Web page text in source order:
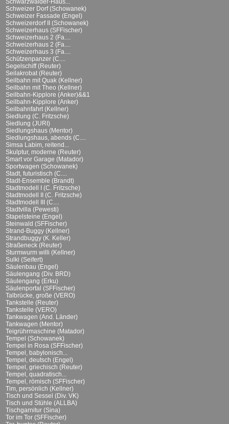
Schwarzwälder-Haus...
Schweizer Dorf (Schowanek)
Schweizer Fassade (Engel)
Schweizerdorf II (Schowanek)
Schweizerhaus (SFFischer)
Schweizerhaus 2 (Fa....
Schweizerhaus 2 (Fa....
Schweizerhaus 3 (Fa....
Schützenpanzer (C....
Segelschiff (Reuter)
Seilakrobat (Reuter)
Seilbahn mit Quak (Kellner)
Seilbahn mit Theo (Kellner)
Seilbahn-Kipplore (Anker)&&1
Seilbahn-Kipplore (Anker)
Seilbahnfahrt (Kellner)
Siedlung (C. Fritzsche)
Siedlung (JURI)
Siedlungshaus (Mentor)
Siedlungshaus, abends (C....
Simsa Labim, reitend...
Skulptur, moderne (Reuter)
Smart vor Garage (Matador)
Sportwagen (Schowanek)
Stadt, futuristisch (C....
Stadt-Ensemble (Brandt)
Stadtmodell I (C. Fritzsche)
Stadtmodell II (C. Fritzsche)
Stadtmodell III (C....
Stadtvilla (Pewesti)
Stapelsteine (Engel)
Steinwald (SFFischer)
Strand-Buggy (Kellner)
Strandbuggy (K. Keller)
Straßeneck (Reuter)
Sturmwurm willi (Kellner)
Sulki (Seifert)
Säulenbau (Engel)
Säulengang (Div. BRD)
Säulengang (Erku)
Säulenportal (SFFischer)
Talbrücke, große (VERO)
Tankstelle (Reuter)
Tankstelle (VERO)
Tankwagen (And. Länder)
Tankwagen (Mentor)
Teigrührmaschine (Matador)
Tempel (Schowanek)
Tempel in Rosa (SFFischer)
Tempel, babylonisch...
Tempel, deutsch (Engel)
Tempel, griechisch (Reuter)
Tempel, quadratisch...
Tempel, römisch (SFFischer)
Tim, persönlich (Kellner)
Tisch und Sessel (Div. VK)
Tisch und Stühle (ALLBA)
Tischgarnitur (Sina)
Tor im Tor (SFFischer)